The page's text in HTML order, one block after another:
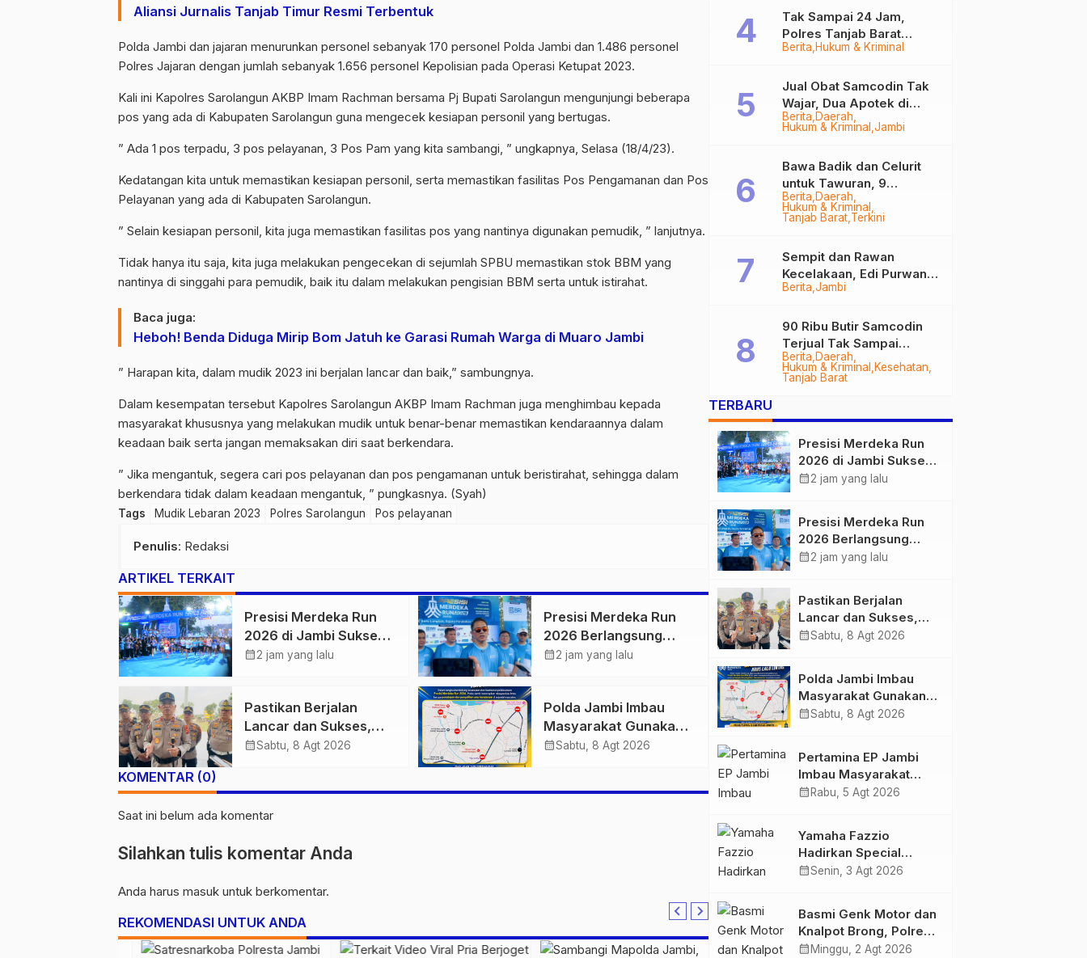
Aliansi Jurnalis Tanjab Timur Resmi Terbentuk
Polda Jambi dan jajaran menurunkan personel sebanyak 170 personel Polda Jambi dan 1.486 personel
Polres Jajaran dengan jumlah sebanyak 1.656 personel Kepolisian pada Operasi Ketupat 2023.
Kali ini Kapolres Sarolangun AKBP Imam Rachman bersama Pj Bupati Sarolangun mengunjungi beberapa
pos yang ada di Kabupaten Sarolangun guna mengecek kesiapan personil yang bertugas.
” Ada 1 pos terpadu, 3 pos pelayanan, 3 Pos Pam yang kita sambangi, ” ungkapnya, Selasa (18/4/23).
Kedatangan kita untuk memastikan kesiapan personil, serta memastikan fasilitas Pos Pengamanan dan Pos
Pelayanan yang ada di Kabupaten Sarolangun.
” Selain kesiapan personil, kita juga memastikan fasilitas pos yang nantinya digunakan pemudik, ” lanjutnya.
Tidak hanya itu saja, kita juga melakukan pengecekan di sejumlah SPBU memastikan stok BBM yang
nantinya di singgahi para pemudik, baik itu dalam melakukan pengisian BBM serta untuk istirahat.
Baca juga:
Heboh! Benda Diduga Mirip Bom Jatuh ke Garasi Rumah Warga di Muaro Jambi
” Harapan kita, dalam mudik 2023 ini berjalan lancar dan baik,” sambungnya.
Dalam kesempatan tersebut Kapolres Sarolangun AKBP Imam Rachman juga menghimbau kepada
masyarakat khususnya yang melakukan mudik untuk benar-benar memastikan kendaraannya dalam
keadaan baik serta jangan memaksakan diri saat berkendara.
” Jika mengantuk, segera cari pos pelayanan dan pos pengamanan untuk beristirahat, sehingga dalam
berkendara tidak dalam keadaan mengantuk, ” pungkasnya. (Syah)
Tags Mudik Lebaran 2023 Polres Sarolangun Pos pelayanan
Penulis: Redaksi
ARTIKEL TERKAIT
Presisi Merdeka Run
2026 di Jambi Sukses
Digelar, Ribuan Peserta
calendar_month2 jam yang lalu
Presisi Merdeka Run
2026 Berlangsung
Lancar, Kapolda Jambi
Dukungan Masyarakat
calendar_month2 jam yang lalu
Pastikan Berjalan
Lancar dan Sukses,
Polda Jambi Siapkan
Presisi Merdeka Run
calendar_monthSabtu, 8 Agt 2026
Polda Jambi Imbau
Masyarakat Gunakan
Jalur Alternatif Selama
calendar_monthSabtu, 8 Agt 2026
KOMENTAR (0)
Saat ini belum ada komentar
Silahkan tulis komentar Anda
Anda harus masuk untuk berkomentar.
REKOMENDASI UNTUK ANDA
Berita Hukum & Kriminal
Tak Sampai 24 Jam,
Polres Tanjab Barat
Ringkus Komplotan
Tungkal
Berita Daerah
Hukum & Kriminal Jambi
Jual Obat Samcodin Tak
Wajar, Dua Apotek di
Tanjab Barat Disegel
Berita Daerah
Hukum & Kriminal
Tanjab Barat Terkini
Bawa Badik dan Celurit
untuk Tawuran, 9
Anggota Geng Motor di
Tanjab Barat Diringkus
Berita Jambi
Sempit dan Rawan
Kecelakaan, Edi Purwanto
Targetkan Jalan Lintas
2028
Berita Daerah
Hukum & Kriminal
Kesehatan
Tanjab Barat
90 Ribu Butir Samcodin
Terjual Tak Sampai
Setahun, Indra Safari
Desak Audit Menyeluruh
TERBARU
Presisi Merdeka Run
2026 di Jambi Sukses
Digelar, Ribuan
calendar_month2 jam yang lalu
Presisi Merdeka Run
2026 Berlangsung
Lancar, Kapolda Jambi
Dukungan Masyarakat
calendar_month2 jam yang lalu
Pastikan Berjalan
Lancar dan Sukses,
Polda Jambi Siapkan
1.848 Personel Kawal
Presisi Merdeka Run
calendar_monthSabtu, 8 Agt 2026
Polda Jambi Imbau
Masyarakat Gunakan
Jalur Alternatif Selama
calendar_monthSabtu, 8 Agt 2026
Pertamina EP Jambi
Imbau Masyarakat
Tidak Beraktivitas di
Bersama
calendar_month Rabu, 5 Agt 2026
Yamaha Fazzio
Hadirkan Special
Edition Sunset Blue,
Semakin Skena
calendar_monthSenin, 3 Agt 2026
Basmi Genk Motor dan
Knalpot Brong, Polres
Tanjab Barat Amankan
calendar_month Minggu, 2 Agt 2026